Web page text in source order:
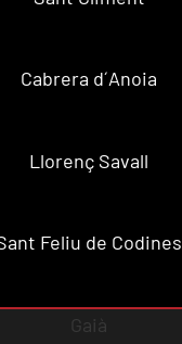
Cabrera d´Anoia
Llorenç Savall
Feliu de Codines
Gaià